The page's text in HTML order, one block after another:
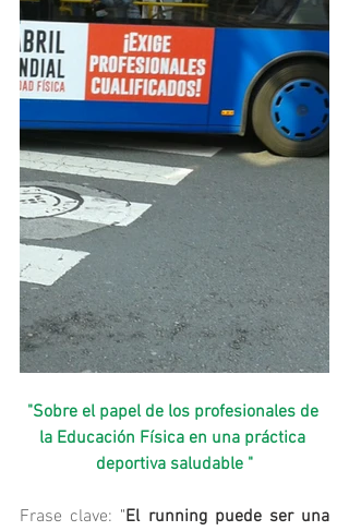
"Sobre el papel de los profesionales de
la Educación Física en una práctica
deportiva saludable "
Frase clave: "El running puede ser una